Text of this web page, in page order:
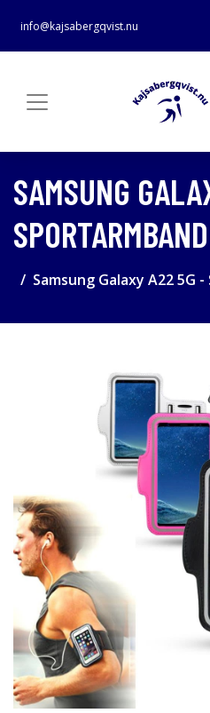
info@kajsabergqvist.nu
SAMSUNG
SPORTARMBAND
Samsung Galaxy A22 5G